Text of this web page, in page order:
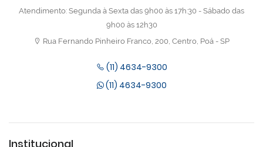
Atendimento: Segunda à Sexta das 9h00 às 17h:30 - Sábado das
9h00 às 12h30
Rua Fernando Pinheiro Franco, 200, Centro, Poá - SP
(11) 4634-9300
(11) 4634-9300
Institucional